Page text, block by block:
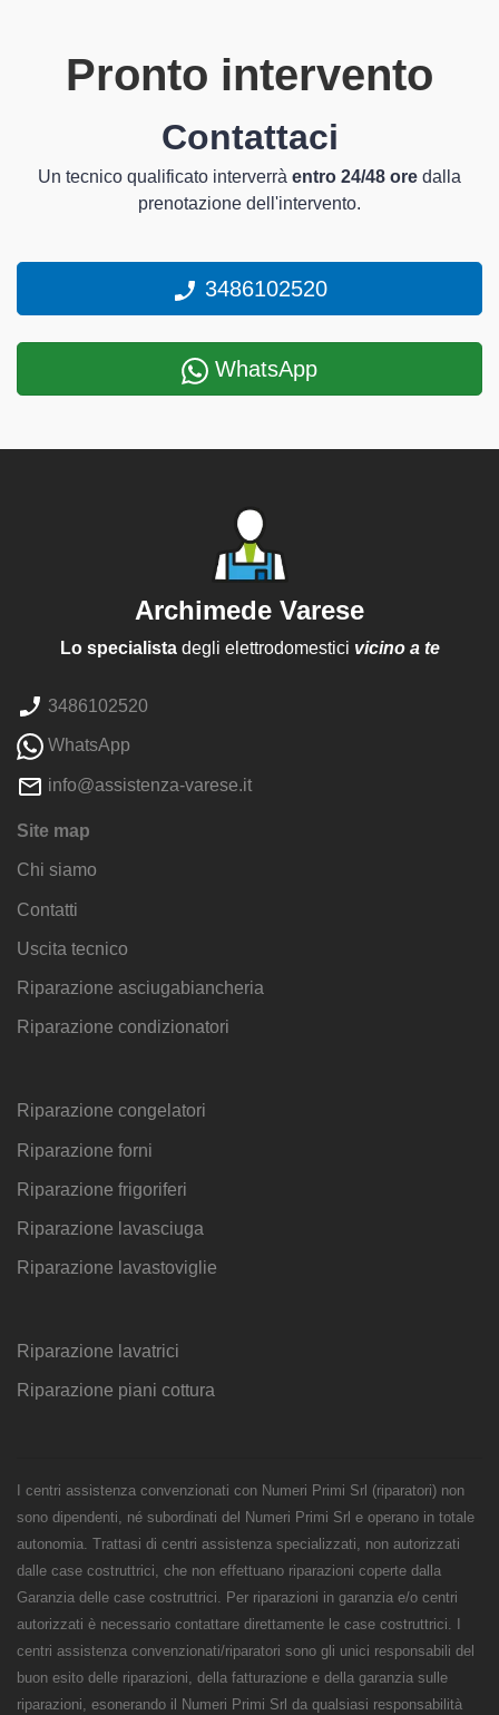
Pronto intervento
Contattaci
Un tecnico qualificato interverrà entro 24/48 ore dalla
prenotazione dell'intervento.
3486102520
WhatsApp
Archimede Varese
Lo specialistadegli elettrodomestici vicino a te
3486102520
WhatsApp
info@assistenza-varese.it
Site map
Chi siamo
Contatti
Uscita tecnico
Riparazione asciugabiancheria
Riparazione condizionatori
Riparazione congelatori
Riparazione forni
Riparazione frigoriferi
Riparazione lavasciuga
Riparazione lavastoviglie
Riparazione lavatrici
Riparazione piani cottura
I centri assistenza convenzionati con Numeri Primi Srl (riparatori) non
sono dipendenti, né subordinati del Numeri Primi Srl e operano in totale
autonomia. Trattasi di centri assistenza specializzati, non autorizzati
dalle case costruttrici, che non effettuano riparazioni coperte dalla
Garanzia delle case costruttrici. Per riparazioni in garanzia e/o centri
autorizzati è necessario contattare direttamente le case costruttrici. I
centri assistenza convenzionati/riparatori sono gli unici responsabili del
buon esito delle riparazioni, della fatturazione e della garanzia sulle
riparazioni, esonerando il Numeri Primi Srl da qualsiasi responsabilità